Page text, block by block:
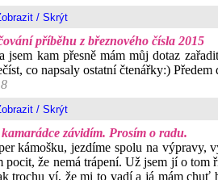
příběhu z březnového čísla 2015
jsem kam přesně mám můj dotaz
co napsaly ostatní čtenářky:) Předem
závidím. Prosím o radu.
kámošku, jezdíme spolu na výpravy,
pocit, že nemá trápení. Už jsem jí o
trochu ví, že mi to vadí a já mám chuť